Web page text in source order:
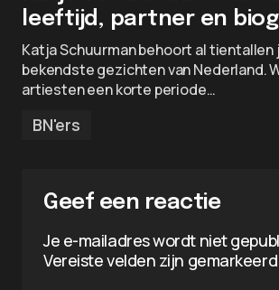
leeftijd, partner en
Katja Schuurman behoort al
bekendste gezichten van Nederland.
artiesten een korte periode…
BN'ers
Geef een reactie
Je e-mailadres wordt niet
Vereiste velden zijn